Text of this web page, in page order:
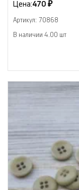
Цена:470 ₽
Артикул: 70868
В наличии 4.00 шт